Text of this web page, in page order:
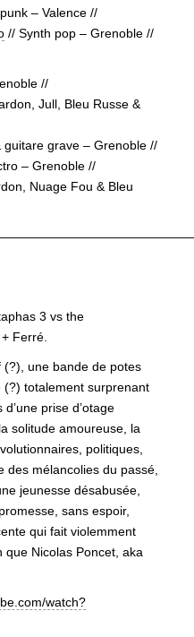
– Valence //
// Synth pop – Grenoble //
//
Jull, Bleu Russe &
guitare grave – Grenoble //
– Grenoble //
Nuage Fou & Bleu
3 vs the
Ferré.
(?), une bande de potes
totalement surprenant
prise d’otage
solitude amoureuse, la
politiques,
mélancolies du passé,
jeunesse désabusée,
sans espoir,
qui fait violemment
Nicolas Poncet, aka
watch?